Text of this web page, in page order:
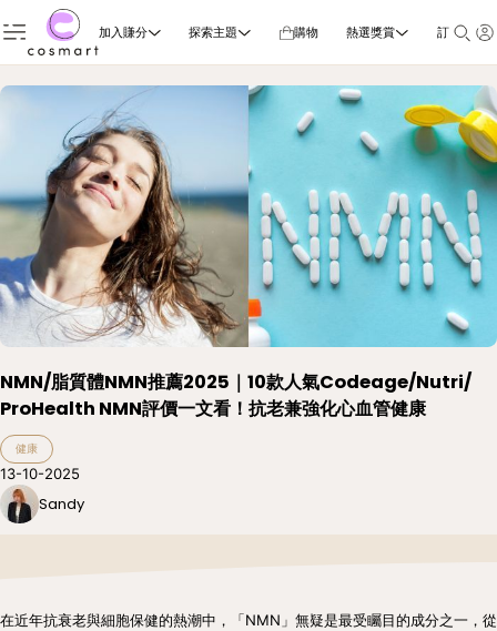
加入賺分 探索主題 購物 熱選獎賞 訂閱雜誌
NMN/脂質體NMN推薦2025｜10款人氣Codeage/Nutri/​​
ProHealth NMN評價一文看！抗老兼強化心血管健康
健康
13-10-2025
Sandy
在近年抗衰老與細胞保健的熱潮中，「NMN」無疑是最受矚目的成分之一，從